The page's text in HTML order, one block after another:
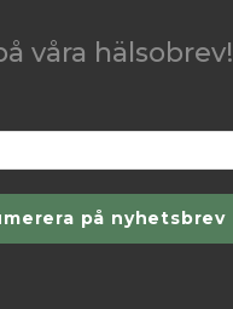
våra hälsobrev!
på nyhetsbrev